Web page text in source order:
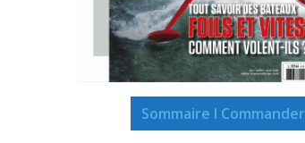
Sommaire I Commander